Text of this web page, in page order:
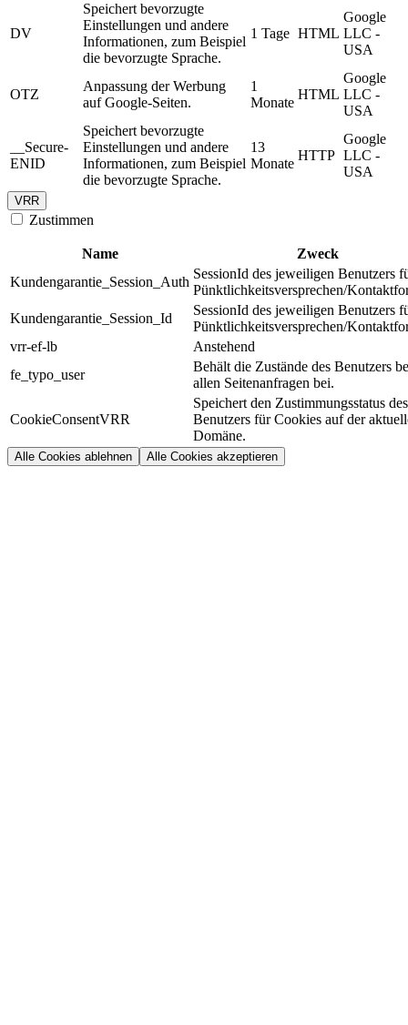
DV
Speichert bevorzugte
Einstellungen und andere
Informationen, zum Beispiel
die bevorzugte Sprache.
1 Tage HTML
Google
LLC -
USA
OTZ
Anpassung der Werbung
auf Google-Seiten.
1
Monate
HTML
Google
LLC -
USA
__Secure-
ENID
Speichert bevorzugte
Einstellungen und andere
Informationen, zum Beispiel
die bevorzugte Sprache.
13
Monate
HTTP
Google
LLC -
USA
VRR
Zustimmen
Name
Zweck
Kundengarantie_Session_Auth
SessionId des jeweiligen Benutzers
Pünktlichkeitsversprechen/
Kundengarantie_Session_Id
SessionId des jeweiligen Benutzers
Pünktlichkeitsversprechen/
vrr-ef-lb
Anstehend
fe_typo_user
Behält die Zustände des Benutzers
allen Seitenanfragen bei.
CookieConsentVRR
Speichert den Zustimmungsstatus des
Benutzers für Cookies auf der
Domäne.
Alle Cookies ablehnen Alle Cookies akzeptieren